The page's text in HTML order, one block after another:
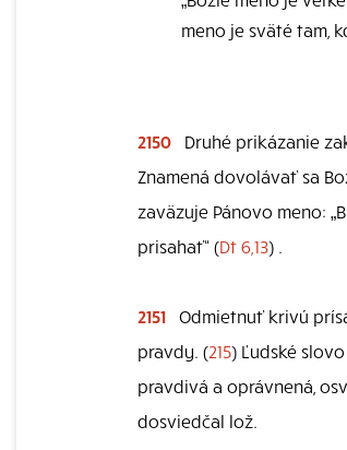
meno je sväté tam,
2150
Druhé prikázanie
Znamená dovolávať sa
zaväzuje Pánovo meno:
prisahať“ (Dt 6,13) .
2151 Odmietnuť krivú
pravdy. (215) Ľudské
pravdivá a oprávnená,
dosviedčal lož.